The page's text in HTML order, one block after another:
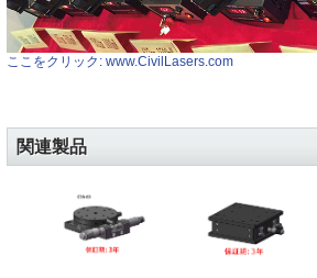
ここをクリック: www.CivilLasers.com
関連製品